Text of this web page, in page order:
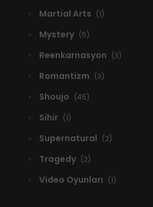
Martial Arts (1)
Mystery (5)
Reenkarnasyon (3)
Romantizm (3)
Shoujo (45)
Sihir (1)
Supernatural (2)
Tragedy (2)
Video Oyunları (1)